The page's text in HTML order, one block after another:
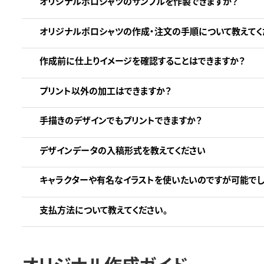
オリジナルポロシャツの作成・注文の手順について教えてく
作成前に仕上りイメージを確認することはできますか？
プリント以外の加工はできますか？
手描きのデザインでもプリントできますか？
デザインデータの入稿形式を教えてください
キャラクターや有名なイラストを使いたいのですが可能でし
支払方法について教えてください。